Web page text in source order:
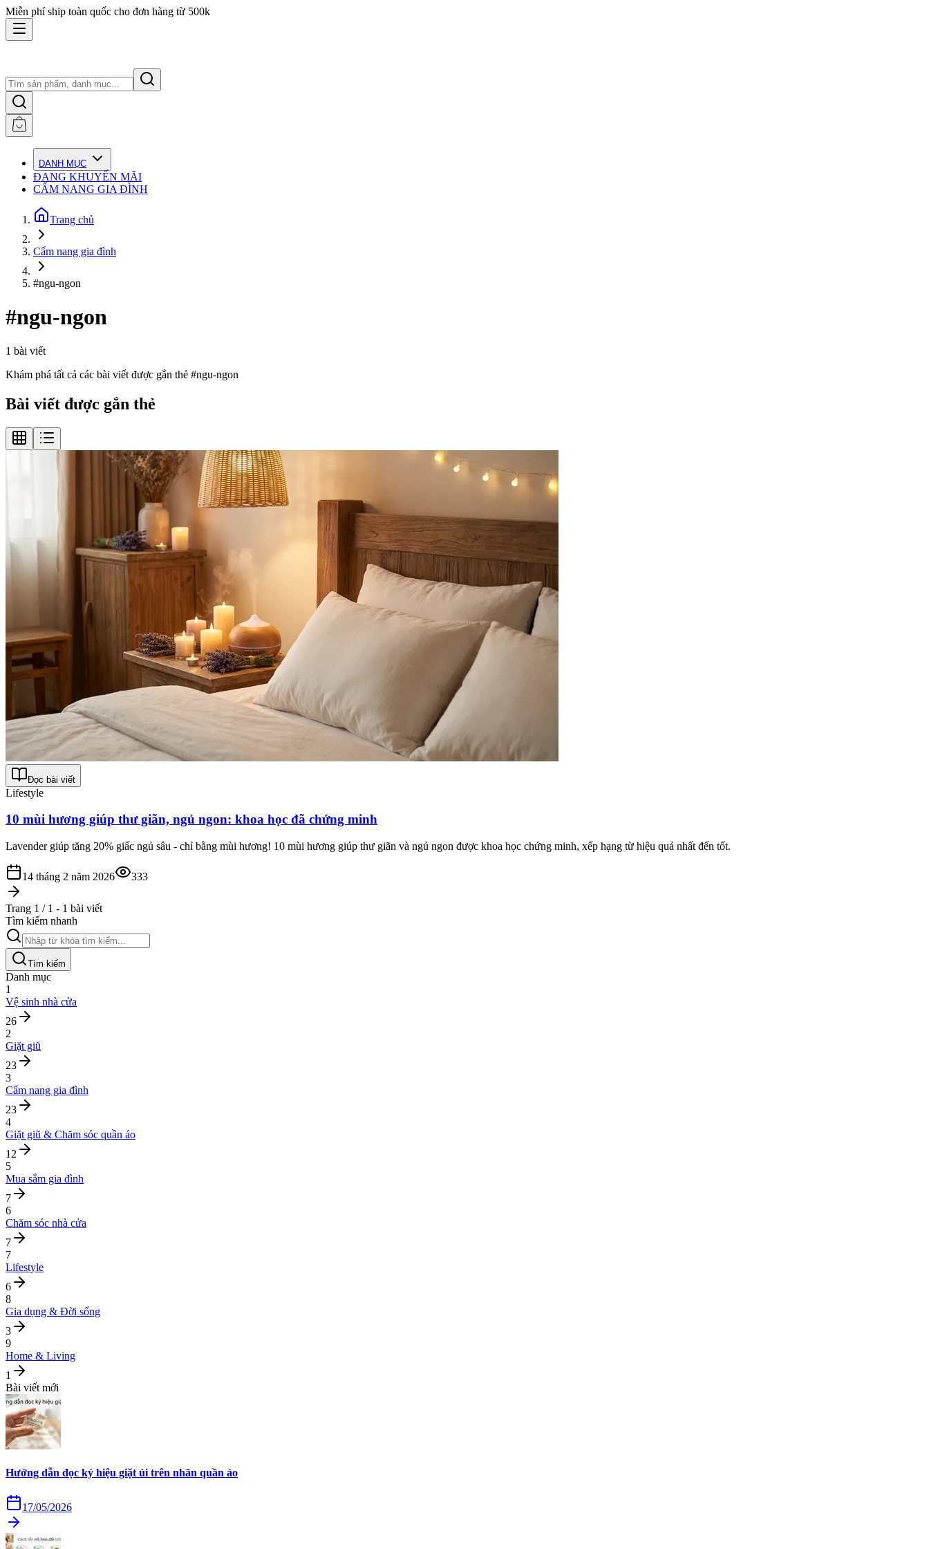
Miễn phí ship toàn quốc cho đơn hàng từ 500k
DANH MỤC
ĐANG KHUYẾN MÃI
CẨM NANG GIA ĐÌNH
Trang chủ
Cẩm nang gia đình
#ngu-ngon
#ngu-ngon
1 bài viết
Khám phá tất cả các bài viết được gắn thẻ #ngu-ngon
Bài viết được gắn thẻ
Đọc bài viết
Lifestyle
10 mùi hương giúp thư giãn, ngủ ngon: khoa học đã chứng minh
Lavender giúp tăng 20% giấc ngủ sâu - chỉ bằng mùi hương! 10 mùi hương giúp thư giãn và ngủ ngon được khoa học chứng minh, xếp hạng từ hiệu quả nhất đến tốt.
14 tháng 2 năm 2026 333
Trang 1 / 1 - 1 bài viết
Tìm kiếm nhanh
Tìm kiếm
Danh mục
1
Vệ sinh nhà cửa
26
2
Giặt giũ
23
3
Cẩm nang gia đình
23
4
Giặt giũ & Chăm sóc quần áo
12
5
Mua sắm gia đình
7
6
Chăm sóc nhà cửa
7
7
Lifestyle
6
8
Gia dụng & Đời sống
3
9
Home & Living
1
Bài viết mới
Hướng dẫn đọc ký hiệu giặt ủi trên nhãn quần áo
17/05/2026